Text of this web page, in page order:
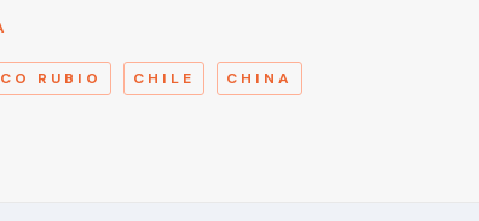
RUBIO CHILE CHINA